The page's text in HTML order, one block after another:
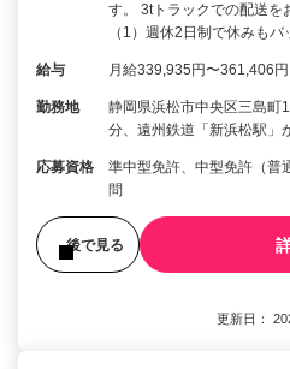
す。 3tトラックでの配送を
（1）週休2日制で休みも
給与 月給339,935円〜361,406円
勤務地
静岡県浜松市中央区三島町
分、遠州鉄道「新浜松駅」
応募資格
準中型免許、中型免許（
問
後で見る
更新日：